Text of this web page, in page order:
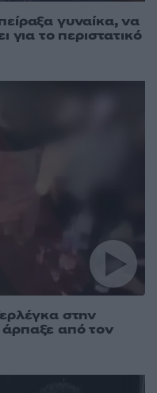
γυναίκα, να
για το περιστατικό
στην
από τον